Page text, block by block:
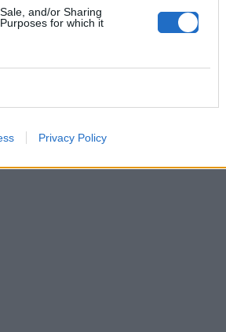
and/or Sharing
for which it
Privacy Policy
έναν Εθνικό
αγκαλιάστηκαν